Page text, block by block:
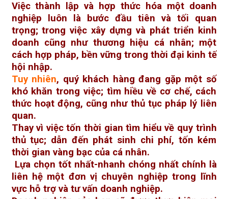
Việc thành lập và hợp thức hóa một doanh
nghiệp luôn là bước đầu tiên và tối quan
trọng; trong việc xây dựng và phát triển kinh
doanh cũng như thương hiệu cá nhân; một
cách hợp pháp, bền vững trong thời đại kinh tế
hội nhập.
Tuy nhiên, quý khách hàng đang gặp một số
khó khăn trong việc; tìm hiều về cơ chế, cách
thức hoạt động, cũng như thủ tục pháp lý liên
quan.
Thay vì việc tốn thời gian tìm hiểu về quy trình
thủ tục; dẫn đến phát sinh chi phí, tốn kém
thời gian vàng bạc của cá nhân.
Lựa chọn tốt nhất-nhanh chóng nhất chính là
liên hệ một đơn vị chuyên nghiệp trong lĩnh
vực hỗ trợ và tư vấn doanh nghiệp.